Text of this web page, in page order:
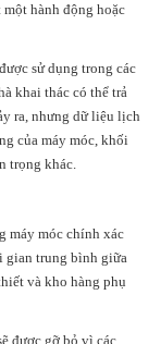
hành động hoặc
sử dụng trong các
khai thác có thể trả
ra, nhưng dữ liệu lịch
của máy móc, khối
trọng khác.
máy móc chính xác
gian trung bình giữa
và kho hàng phụ
được gỡ bỏ vì các